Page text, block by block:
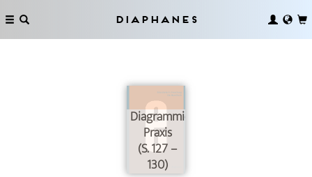
Diaphanes
Diagrammieren/diagrammatische
Praxis
(S. 127 –
130)